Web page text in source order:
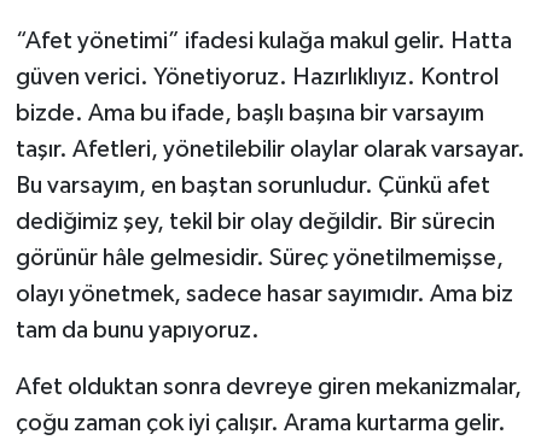
“Afet yönetimi” ifadesi kulağa makul gelir. Hatta
güven verici. Yönetiyoruz. Hazırlıklıyız. Kontrol
bizde. Ama bu ifade, başlı başına bir varsayım
taşır. Afetleri, yönetilebilir olaylar olarak varsayar.
Bu varsayım, en baştan sorunludur. Çünkü afet
dediğimiz şey, tekil bir olay değildir. Bir sürecin
görünür hâle gelmesidir. Süreç yönetilmemişse,
olayı yönetmek, sadece hasar sayımıdır. Ama biz
tam da bunu yapıyoruz.
Afet olduktan sonra devreye giren mekanizmalar,
çoğu zaman çok iyi çalışır. Arama kurtarma gelir.